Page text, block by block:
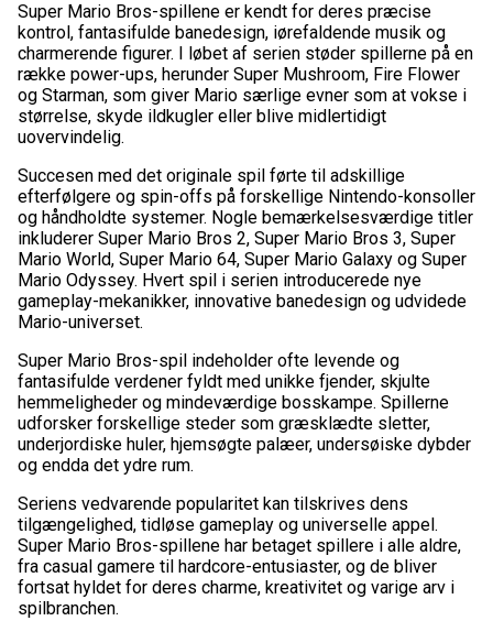
Super Mario Bros-spillene er kendt for deres præcise
kontrol, fantasifulde banedesign, iørefaldende musik og
charmerende figurer. I løbet af serien støder spillerne på en
række power-ups, herunder Super Mushroom, Fire Flower
og Starman, som giver Mario særlige evner som at vokse i
størrelse, skyde ildkugler eller blive midlertidigt
uovervindelig.
Succesen med det originale spil førte til adskillige
efterfølgere og spin-offs på forskellige Nintendo-konsoller
og håndholdte systemer. Nogle bemærkelsesværdige titler
inkluderer Super Mario Bros 2, Super Mario Bros 3, Super
Mario World, Super Mario 64, Super Mario Galaxy og Super
Mario Odyssey. Hvert spil i serien introducerede nye
gameplay-mekanikker, innovative banedesign og udvidede
Mario-universet.
Super Mario Bros-spil indeholder ofte levende og
fantasifulde verdener fyldt med unikke fjender, skjulte
hemmeligheder og mindeværdige bosskampe. Spillerne
udforsker forskellige steder som græsklædte sletter,
underjordiske huler, hjemsøgte palæer, undersøiske dybder
og endda det ydre rum.
Seriens vedvarende popularitet kan tilskrives dens
tilgængelighed, tidløse gameplay og universelle appel.
Super Mario Bros-spillene har betaget spillere i alle aldre,
fra casual gamere til hardcore-entusiaster, og de bliver
fortsat hyldet for deres charme, kreativitet og varige arv i
spilbranchen.